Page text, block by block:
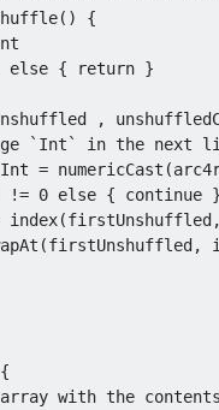
()
{
else { return }
,
Int = numericCast (arc4
!= 0 else { continue }
index(firstUnshuffled,
(firstUnshuffled, i
{